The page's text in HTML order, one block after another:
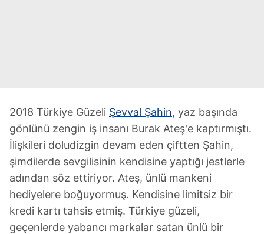
2018 Türkiye Güzeli Şevval Şahin, yaz başında
gönlünü zengin iş insanı Burak Ateş'e kaptırmıştı.
İlişkileri doludizgin devam eden çiftten Şahin,
şimdilerde sevgilisinin kendisine yaptığı jestlerle
adından söz ettiriyor. Ateş, ünlü mankeni
hediyelere boğuyormuş. Kendisine limitsiz bir
kredi kartı tahsis etmiş. Türkiye güzeli,
geçenlerde yabancı markalar satan ünlü bir